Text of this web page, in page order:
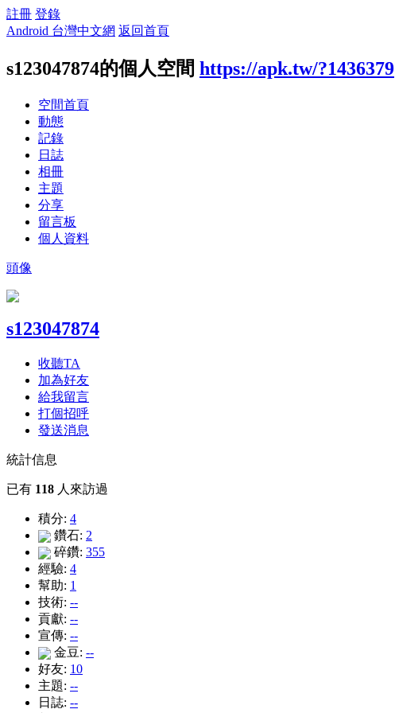
註冊 登錄
Android 台灣中文網 返回首頁
s123047874的個人空間 https://apk.tw/?1436379
空間首頁
動態
記錄
日誌
相冊
主題
分享
留言板
個人資料
頭像
s123047874
收聽TA
加為好友
給我留言
打個招呼
發送消息
統計信息
已有 118 人來訪過
積分: 4
鑽石: 2
碎鑽: 355
經驗: 4
幫助: 1
技術: --
貢獻: --
宣傳: --
金豆: --
好友: 10
主題: --
日誌: --